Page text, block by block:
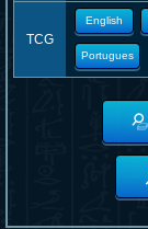
TCG
English
Portugues